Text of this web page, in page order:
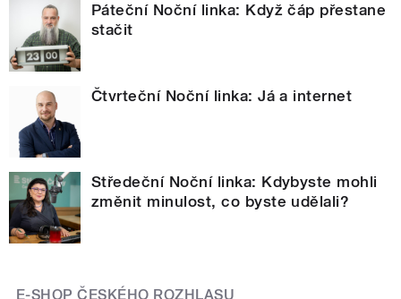
Páteční Noční linka: Když čáp přestane
stačit
Čtvrteční Noční linka: Já a internet
Středeční Noční linka: Kdybyste mohli
změnit minulost, co byste udělali?
E-SHOP ČESKÉHO ROZHLASU